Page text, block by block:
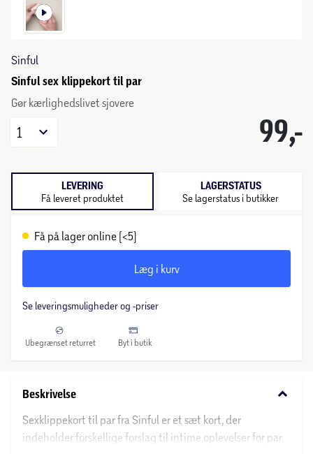
Sinful
Sinful sex klippekort til par
Gør kærlighedslivet sjovere
99,-
1
LEVERING
Få leveret produktet
LAGERSTATUS
Se lagerstatus i butikker
Få på lager online (<5)
Læg i kurv
Se leveringsmuligheder og -priser
Ubegrænset returret Byt i butik
Beskrivelse keyboard_arrow_down
Sexklippekort til par fra Sinful er et sæt kort, der
indeholder forskellige forslag til intime oplevelser for par.